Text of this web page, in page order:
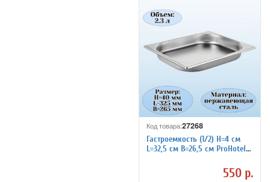
Код товара:27268
Гастроемкость (1/2) H=4 см
L=32,5 см B=26,5 см ProHotel
550 р.